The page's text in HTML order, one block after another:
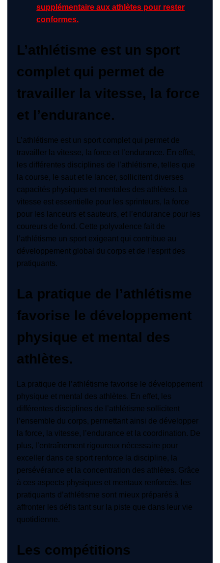
supplémentaire aux athlètes pour rester
conformes.
L’athlétisme est un sport
complet qui permet de
travailler la vitesse, la force
et l’endurance.
L’athlétisme est un sport complet qui permet de
travailler la vitesse, la force et l’endurance. En effet,
les différentes disciplines de l’athlétisme, telles que
la course, le saut et le lancer, sollicitent diverses
capacités physiques et mentales des athlètes. La
vitesse est essentielle pour les sprinteurs, la force
pour les lanceurs et sauteurs, et l’endurance pour les
coureurs de fond. Cette polyvalence fait de
l’athlétisme un sport exigeant qui contribue au
développement global du corps et de l’esprit des
pratiquants.
La pratique de l’athlétisme
favorise le développement
physique et mental des
athlètes.
La pratique de l’athlétisme favorise le développement
physique et mental des athlètes. En effet, les
différentes disciplines de l’athlétisme sollicitent
l’ensemble du corps, permettant ainsi de développer
la force, la vitesse, l’endurance et la coordination. De
plus, l’entraînement rigoureux nécessaire pour
exceller dans ce sport renforce la discipline, la
persévérance et la concentration des athlètes. Grâce
à ces aspects physiques et mentaux renforcés, les
pratiquants d’athlétisme sont mieux préparés à
affronter les défis tant sur la piste que dans leur vie
quotidienne.
Les compétitions